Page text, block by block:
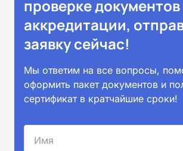
проверке
аккредитации,
заявку сейчас!
Мы ответим на все вопросы,
оформить пакет документов и
сертификат в кратчайшие сроки!